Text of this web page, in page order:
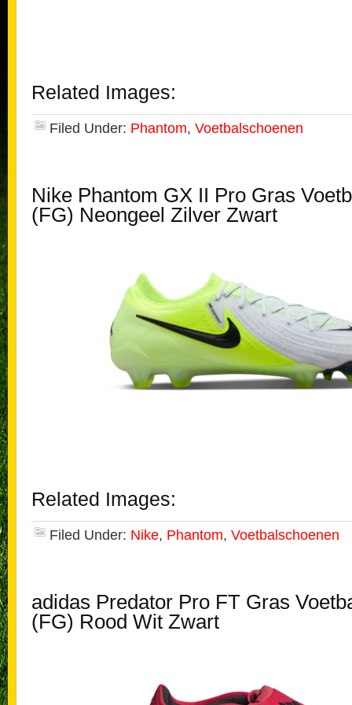
Related Images:
Filed Under: Phantom, Voetbalschoenen
Nike Phantom GX II Pro Gras
(FG) Neongeel Zilver Zwart
Related Images:
Filed Under: Nike, Phantom, Voetbalschoenen
adidas Predator Pro FT Gras
(FG) Rood Wit Zwart